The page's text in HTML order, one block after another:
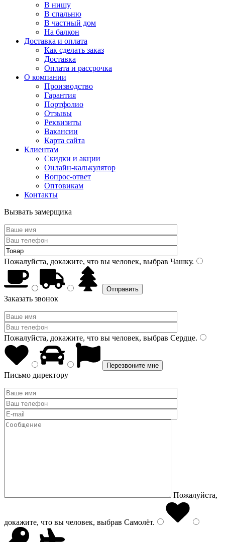
В нишу
В спальню
В частный дом
На балкон
Доставка и оплата
Как сделать заказ
Доставка
Оплата и рассрочка
О компании
Производство
Гарантия
Портфолио
Отзывы
Реквизиты
Вакансии
Карта сайта
Клиентам
Скидки и акции
Онлайн-калькулятор
Вопрос-ответ
Оптовикам
Контакты
Вызвать замерщика
Пожалуйста, докажите, что вы человек, выбрав Чашку.
Заказать звонок
Пожалуйста, докажите, что вы человек, выбрав Сердце.
Письмо директору
Пожалуйста,
докажите, что вы человек, выбрав Самолёт.